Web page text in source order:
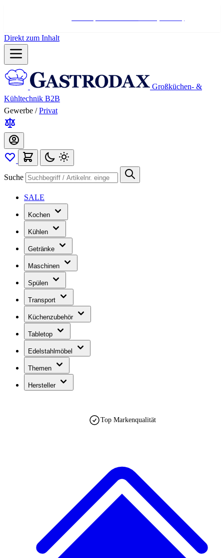
Direkt zum Inhalt
Großküchen- &
Kühltechnik B2B
Gewerbe / Privat
Suche
SALE
Kochen
Kühlen
Getränke
Maschinen
Spülen
Transport
Küchenzubehör
Tabletop
Edelstahlmöbel
Themen
Hersteller
Top Markenqualität